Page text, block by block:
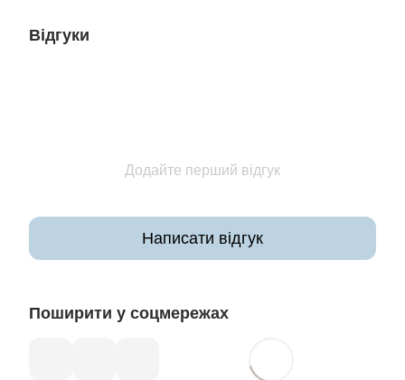
Відгуки
Додайте перший відгук
Написати відгук
Поширити у соцмережах